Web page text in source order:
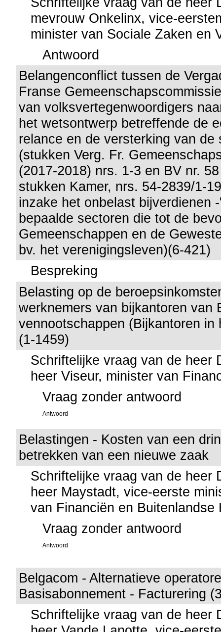
mevrouw Onkelinx, vice-
minister van Sociale Zaken en
Antwoord
Belangenconflict tussen de
Franse
van volksvertegenwoordigers
het wetsontwerp betreffende de
relance en de versterking van de
(stukken Verg. Fr.
(2017-2018) nrs. 1-3 en BV nr.
stukken Kamer, nrs. 54-2839/1-
inzake het onbelast bijverdienen
bepaalde sectoren die tot de
Gemeenschappen en de
bv. het verenigingsleven)(6-421)
Bespreking
Belasting op de
werknemers van bijkantoren van
vennootschappen (Bijkantoren in
(1-1459)
Schriftelijke vraag van de heer
heer Viseur, minister van
Vraag zonder antwoord
Antwoord
Belastingen - Kosten van een
betrekken van een nieuwe zaak
Schriftelijke vraag van de heer
heer Maystadt, vice-eerste
van Financiën en Buitenlandse
Vraag zonder antwoord
Antwoord
Belgacom - Alternatieve
Basisabonnement - Facturering
Schriftelijke vraag van de heer